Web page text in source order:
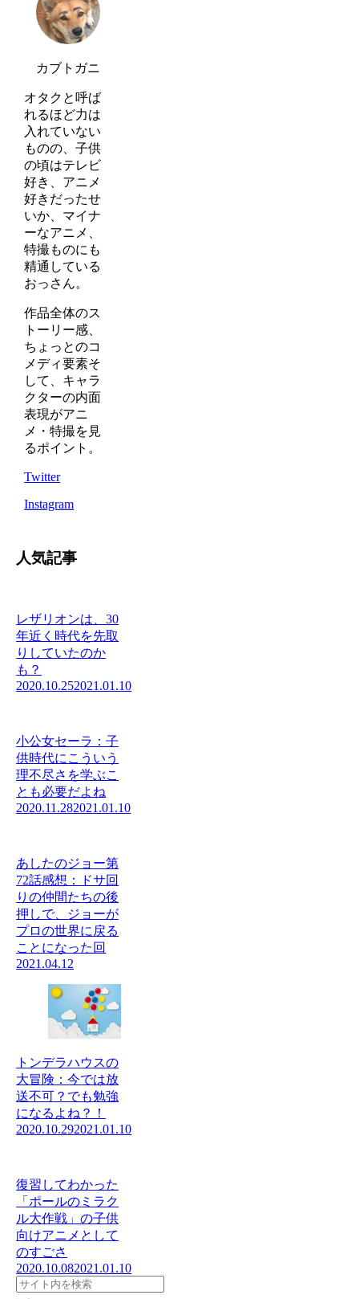
カブトガニ
オタクと呼ば
れるほど力は
入れていない
ものの、子供
の頃はテレビ
好き、アニメ
好きだったせ
いか、マイナ
ーなアニメ、
特撮ものにも
精通している
おっさん。
作品全体のス
トーリー感、
ちょっとのコ
メディ要素そ
して、キャラ
クターの内面
表現がアニ
メ・特撮を見
るポイント。
Twitter
Instagram
人気記事
レザリオンは、30
年近く時代を先取
りしていたのか
も？
2020.10.252021.01.10
小公女セーラ：子
供時代にこういう
理不尽さを学ぶこ
とも必要だよね
2020.11.282021.01.10
あしたのジョー第
72話感想：ドサ回
りの仲間たちの後
押しで、ジョーが
プロの世界に戻る
ことになった回
2021.04.12
トンデラハウスの
大冒険：今では放
送不可？でも勉強
になるよね？！
2020.10.292021.01.10
復習してわかった
「ポールのミラク
ル大作戦」の子供
向けアニメとして
のすごさ
2020.10.082021.01.10